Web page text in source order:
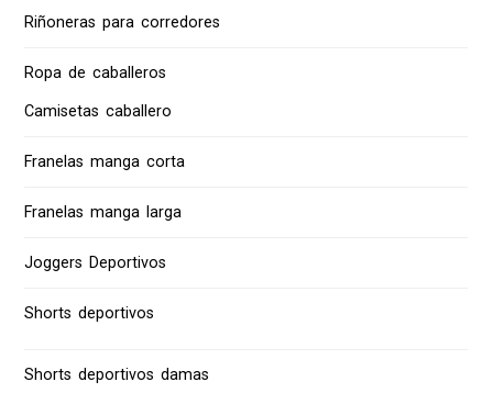
Riñoneras para corredores
Ropa de caballeros
Camisetas caballero
Franelas manga corta
Franelas manga larga
Joggers Deportivos
Shorts deportivos
Shorts deportivos damas